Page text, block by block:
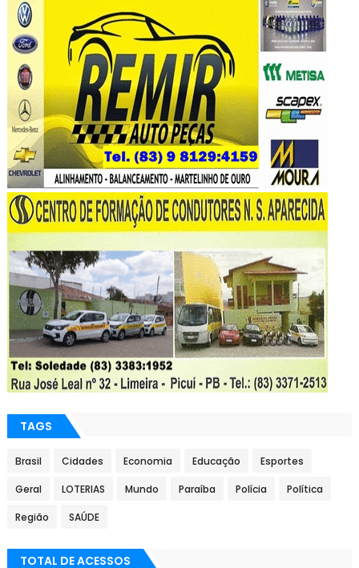
TAGS
Brasil Cidades Economia Educação Esportes
Geral LOTERIAS Mundo Paraíba Polícia Política
Região SAÚDE
TOTAL DE ACESSOS